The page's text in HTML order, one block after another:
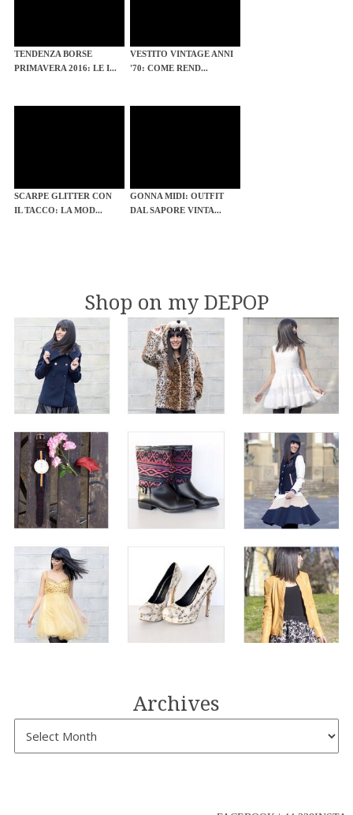
TENDENZA BORSE
PRIMAVERA 2016: LE I...
VESTITO VINTAGE ANNI
'70: COME REND...
SCARPE GLITTER CON
IL TACCO: LA MOD...
GONNA MIDI: OUTFIT
DAL SAPORE VINTA...
Shop on my DEPOP
Archives